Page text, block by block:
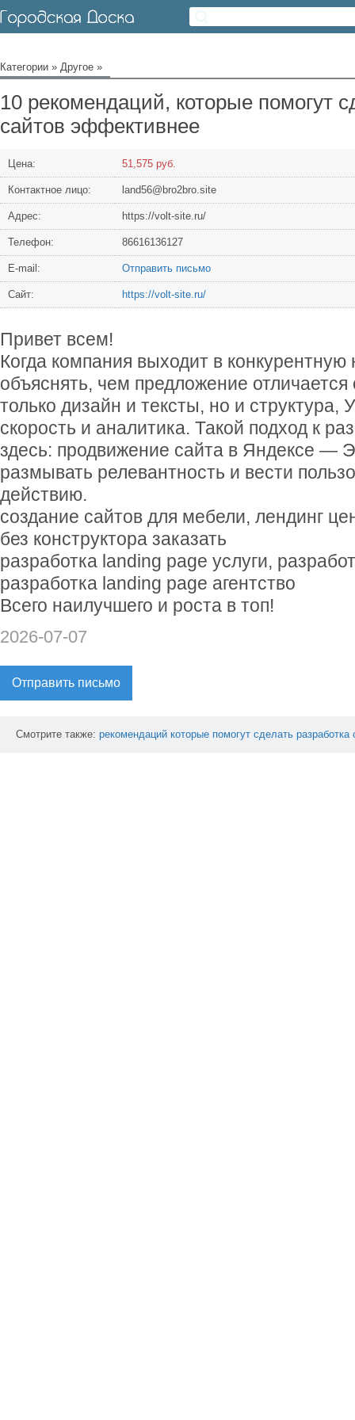
Категории » Другое »
10 рекомендаций, которые помогут
сайтов эффективнее
Цена: 51,575 руб.
Контактное лицо: land56@bro2bro.site
Адрес: https://volt-site.ru/
Телефон: 86616136127
Е-mail: Отправить письмо
Сайт: https://volt-site.ru/
Привет всем!
Когда компания выходит в
объяснять, чем предложение
только дизайн и тексты, но и структура,
скорость и аналитика. Такой подход к
здесь: продвижение сайта в Яндексе —
размывать релевантность и вести
действию.
создание сайтов для мебели, лендинг
без конструктора заказать
разработка landing page услуги,
разработка landing page агентство
Всего наилучшего и роста в топ!
2026-07-07
Отправить письмо
Смотрите также: рекомендаций которые помогут сделать разработка